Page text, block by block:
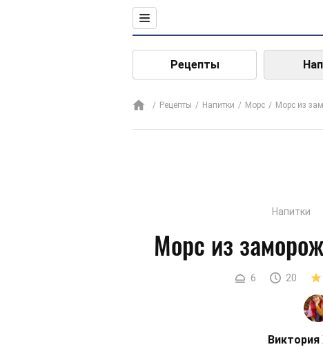
Рецепты
Рецепты Напитки Морс Морс из
Напитки
Морс из
6 20